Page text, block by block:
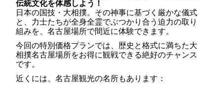
伝統文化を体感しよう！
日本の国技・大相撲。その神事に基づく厳かな儀式
と、力士たちが全身全霊でぶつかり合う迫力の取り
組みを、名古屋場所で間近に体験できます。
今回の特別価格プランでは、歴史と格式に満ちた大
相撲名古屋場所をお得に観戦できる絶好のチャンス
です。
近くには、名古屋観光の名所もあります：